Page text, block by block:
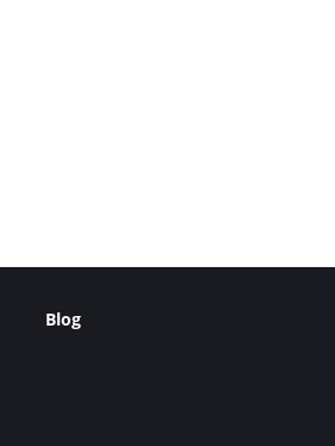
Blog